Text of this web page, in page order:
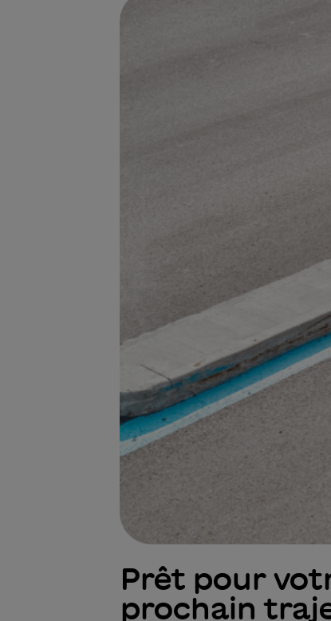
Prêt pour
prochain